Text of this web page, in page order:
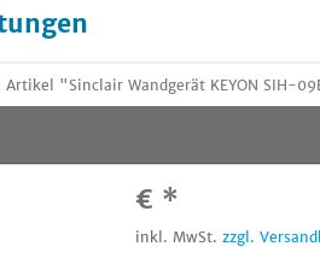
"Sinclair Wandgerät KEYON SIH-
€ *
inkl. MwSt.zzgl.